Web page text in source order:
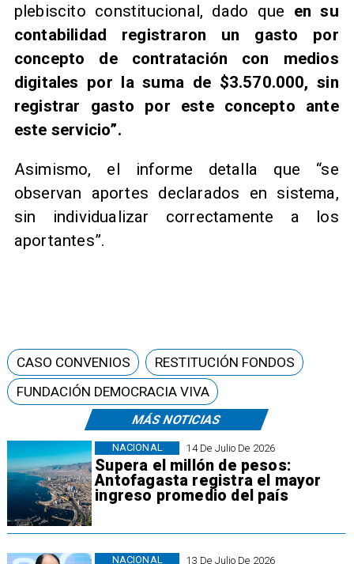
plebiscito constitucional, dado que en su
contabilidad registraron un gasto por
concepto de contratación con medios
digitales por la suma de $3.570.000, sin
registrar gasto por este concepto ante
este servicio”.
Asimismo, el informe detalla que “se
observan aportes declarados en sistema,
sin individualizar correctamente a los
aportantes”.
MÁS NOTICIAS
14 De Julio De 2026
Supera el millón de pesos:
Antofagasta registra el mayor
ingreso promedio del país
NACIONAL
13 De Julio De 2026
NACIONAL
CASO CONVENIOS
RESTITUCIÓN FONDOS
FUNDACIÓN DEMOCRACIA VIVA